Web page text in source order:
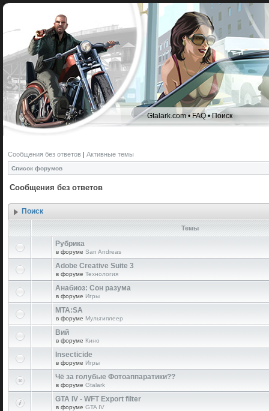
Gtalark.com •FAQ•Поиск
Сообщения без ответов | Активные темы
Список форумов
Сообщения без ответов
Поиск
Темы
Рубрика
в форуме San Andreas
Adobe Creative Suite 3
в форуме Технология
Анабиоз: Сон разума
в форуме Игры
MTA:SA
в форуме Мультиплеер
Вий
в форуме Кино
Insecticide
в форуме Игры
Чё за голубые Фотоаппаратики??
в форуме Gtalark
GTA IV - WFT Export filter
в форуме GTA IV